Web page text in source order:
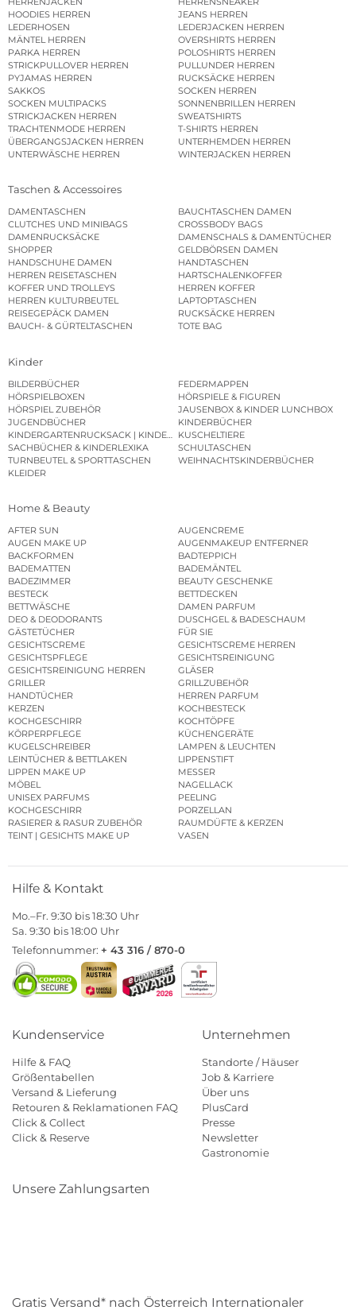
HOODIES HERREN
JEANS HERREN
LEDERHOSEN
LEDERJACKEN HERREN
MÄNTEL HERREN
OVERSHIRTS HERREN
PARKA HERREN
POLOSHIRTS HERREN
STRICKPULLOVER HERREN
PULLUNDER HERREN
PYJAMAS HERREN
RUCKSÄCKE HERREN
SAKKOS
SOCKEN HERREN
SOCKEN MULTIPACKS
SONNENBRILLEN HERREN
STRICKJACKEN HERREN
SWEATSHIRTS
TRACHTENMODE HERREN
T-SHIRTS HERREN
ÜBERGANGSJACKEN HERREN
UNTERHEMDEN HERREN
UNTERWÄSCHE HERREN
WINTERJACKEN HERREN
Taschen & Accessoires
DAMENTASCHEN
BAUCHTASCHEN DAMEN
CLUTCHES UND MINIBAGS
CROSSBODY BAGS
DAMENRUCKSÄCKE
DAMENSCHALS & DAMENTÜCHER
SHOPPER
GELDBÖRSEN DAMEN
HANDSCHUHE DAMEN
HANDTASCHEN
HERREN REISETASCHEN
HARTSCHALENKOFFER
KOFFER UND TROLLEYS
HERREN KOFFER
HERREN KULTURBEUTEL
LAPTOPTASCHEN
REISEGEPÄCK DAMEN
RUCKSÄCKE HERREN
BAUCH- & GÜRTELTASCHEN
TOTE BAG
Kinder
BILDERBÜCHER
FEDERMAPPEN
HÖRSPIELBOXEN
HÖRSPIELE & FIGUREN
HÖRSPIEL ZUBEHÖR
JAUSENBOX & KINDER LUNCHBOX
JUGENDBÜCHER
KINDERBÜCHER
KINDERGARTENRUCKSACK | KINDERGARTENBEUTEL
KUSCHELTIERE
SACHBÜCHER & KINDERLEXIKA
SCHULTASCHEN
TURNBEUTEL & SPORTTASCHEN
WEIHNACHTSKINDERBÜCHER
KLEIDER
Home & Beauty
AFTER SUN
AUGENCREME
AUGEN MAKE UP
AUGENMAKEUP ENTFERNER
BACKFORMEN
BADTEPPICH
BADEMATTEN
BADEMÄNTEL
BADEZIMMER
BEAUTY GESCHENKE
BESTECK
BETTDECKEN
BETTWÄSCHE
DAMEN PARFUM
DEO & DEODORANTS
DUSCHGEL & BADESCHAUM
GÄSTETÜCHER
FÜR SIE
GESICHTSCREME
GESICHTSCREME HERREN
GESICHTSPFLEGE
GESICHTSREINIGUNG
GESICHTSREINIGUNG HERREN
GLÄSER
GRILLER
GRILLZUBEHÖR
HANDTÜCHER
HERREN PARFUM
KERZEN
KOCHBESTECK
KOCHGESCHIRR
KOCHTÖPFE
KÖRPERPFLEGE
KÜCHENGERÄTE
KUGELSCHREIBER
LAMPEN & LEUCHTEN
LEINTÜCHER & BETTLAKEN
LIPPENSTIFT
LIPPEN MAKE UP
MESSER
MÖBEL
NAGELLACK
UNISEX PARFUMS
PEELING
KOCHGESCHIRR
PORZELLAN
RASIERER & RASUR ZUBEHÖR
RAUMDÜFTE & KERZEN
TEINT | GESICHTS MAKE UP
VASEN
Hilfe & Kontakt
Mo.–Fr. 9:30 bis 18:30 Uhr
Sa. 9:30 bis 18:00 Uhr
Telefonnummer: + 43 316 / 870-0
Kundenservice
Hilfe & FAQ
Größentabellen
Versand & Lieferung
Retouren & Reklamationen FAQ
Click & Collect
Click & Reserve
Unternehmen
Standorte / Häuser
Job & Karriere
Über uns
PlusCard
Presse
Newsletter
Gastronomie
Unsere Zahlungsarten
Gratis Versand* nach Österreich Internationaler